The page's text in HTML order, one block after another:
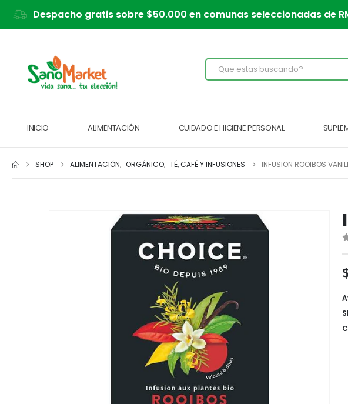
Despacho gratis sobre $50.000 en comunas seleccionadas de
INICIO ALIMENTACIÓN CUIDADO E HIGIENE PERSONAL
SHOP ALIMENTACIÓN, ORGÁNICO, TÉ, CAFÉ Y INFUSIONES INFUSION ROOIBOS